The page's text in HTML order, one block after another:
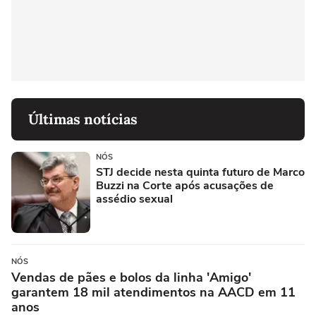
Últimas notícias
NÓS
STJ decide nesta quinta futuro de Marco
Buzzi na Corte após acusações de
assédio sexual
NÓS
Vendas de pães e bolos da linha 'Amigo'
garantem 18 mil atendimentos na AACD em 11
anos